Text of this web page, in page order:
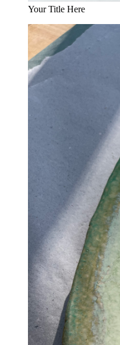
Your Title Here